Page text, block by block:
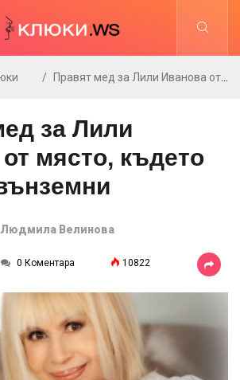
Правят мед за Лили Иванова от място, където кацат извънземни
за Лили
място, където
Людмила Велинова
0 Коментара 10822